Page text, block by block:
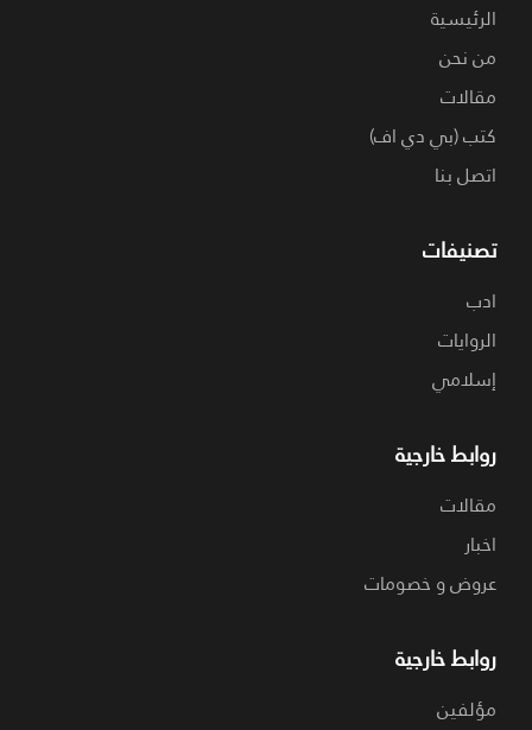
الرئيسية
من نحن
مقالات
كتب (بي دي اف)
اتصل بنا
تصنيفات
ادب
الروايات
إسلامي
روابط خارجية
مقالات
اخبار
عروض و خصومات
روابط خارجية
مؤلفين